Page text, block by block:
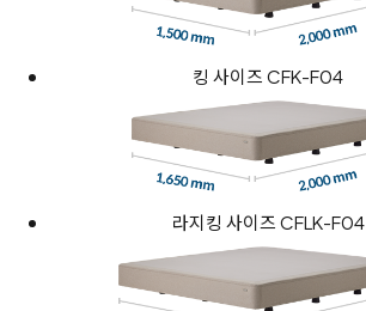
킹 사이즈 CFK-F04
라지킹 사이즈 CFLK-F04